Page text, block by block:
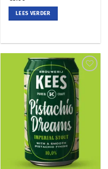
LEES VERDER